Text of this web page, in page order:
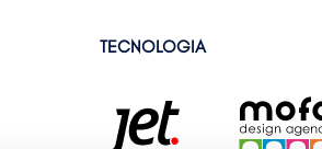
TECNOLOGIA